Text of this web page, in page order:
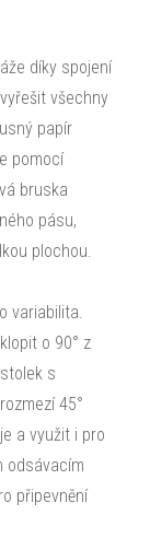
díky spojení
všechny
papír
pomocí
bruska
pásu,
plochou.
variabilita.
o 90° z
s
45°
a využit i pro
odsávacím
připevnění